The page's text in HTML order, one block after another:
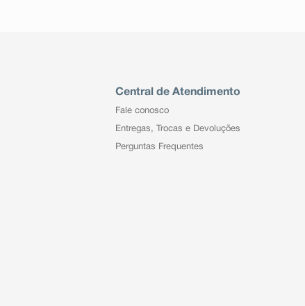
Central de Atendimento
Fale conosco
Entregas, Trocas e Devoluções
Perguntas Frequentes